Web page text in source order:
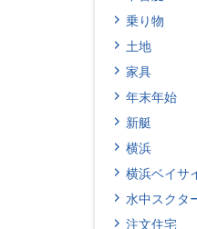
乗り物
土地
家具
年末年始
新艇
横浜
横浜ベイサ
水中スクタ
注文住宅